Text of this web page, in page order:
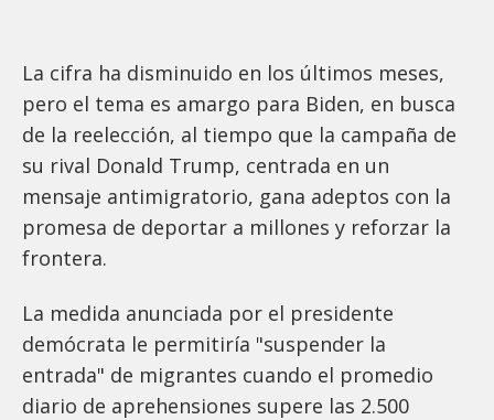
La cifra ha disminuido en los últimos meses,
pero el tema es amargo para Biden, en busca
de la reelección, al tiempo que la campaña de
su rival Donald Trump, centrada en un
mensaje antimigratorio, gana adeptos con la
promesa de deportar a millones y reforzar la
frontera.
La medida anunciada por el presidente
demócrata le permitiría "suspender la
entrada" de migrantes cuando el promedio
diario de aprehensiones supere las 2.500